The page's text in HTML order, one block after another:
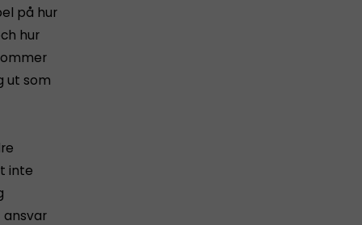
på hur
hur
ut som
inte
ansvar